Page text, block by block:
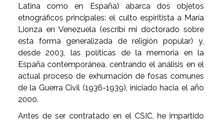
Latina como en España) abarca dos objetos
etnográficos principales: el culto espiritista a María
Lionza en Venezuela (escribí mi doctorado sobre
esta forma generalizada de religión popular) y,
desde 2003, las políticas de la memoria en la
España contemporánea, centrando el análisis en el
actual proceso de exhumación de fosas comunes
de la Guerra Civil (1936-1939), iniciado hacia el año
2000.
Antes de ser contratado en el CSIC, he impartido